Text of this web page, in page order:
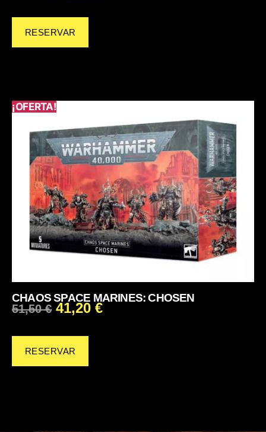
RESERVAR
¡OFERTA!
CHAOS SPACE MARINES: CHOSEN
51,50€ 41,20 €
RESERVAR